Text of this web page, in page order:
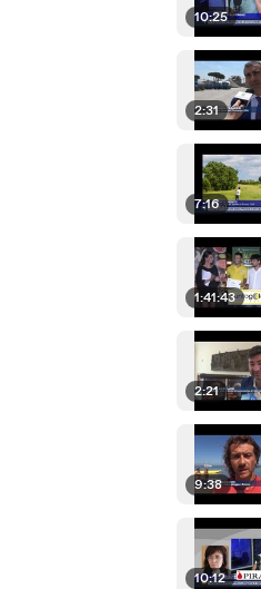
10:25
2:31
7:16
1:41:43
2:21
9:38
10:12